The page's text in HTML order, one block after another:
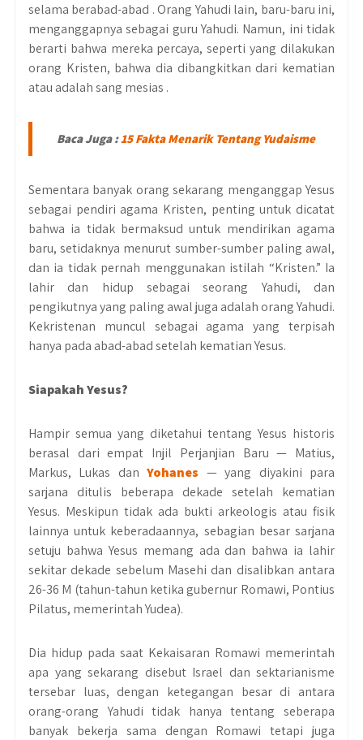
selama berabad-abad . Orang Yahudi lain, baru-baru ini,
menganggapnya sebagai guru Yahudi. Namun, ini tidak
berarti bahwa mereka percaya, seperti yang dilakukan
orang Kristen, bahwa dia dibangkitkan dari kematian
atau adalah sang mesias .
Baca Juga :15 Fakta Menarik Tentang Yudaisme
Sementara banyak orang sekarang menganggap Yesus
sebagai pendiri agama Kristen, penting untuk dicatat
bahwa ia tidak bermaksud untuk mendirikan agama
baru, setidaknya menurut sumber-sumber paling awal,
dan ia tidak pernah menggunakan istilah “Kristen.” Ia
lahir dan hidup sebagai seorang Yahudi, dan
pengikutnya yang paling awal juga adalah orang Yahudi.
Kekristenan muncul sebagai agama yang terpisah
hanya pada abad-abad setelah kematian Yesus.
Siapakah Yesus?
Hampir semua yang diketahui tentang Yesus historis
berasal dari empat Injil Perjanjian Baru — Matius,
Markus, Lukas danYohanes — yang diyakini para
sarjana ditulis beberapa dekade setelah kematian
Yesus. Meskipun tidak ada bukti arkeologis atau fisik
lainnya untuk keberadaannya, sebagian besar sarjana
setuju bahwa Yesus memang ada dan bahwa ia lahir
sekitar dekade sebelum Masehi dan disalibkan antara
26-36 M (tahun-tahun ketika gubernur Romawi, Pontius
Pilatus, memerintah Yudea).
Dia hidup pada saat Kekaisaran Romawi memerintah
apa yang sekarang disebut Israel dan sektarianisme
tersebar luas, dengan ketegangan besar di antara
orang-orang Yahudi tidak hanya tentang seberapa
banyak bekerja sama dengan Romawi tetapi juga